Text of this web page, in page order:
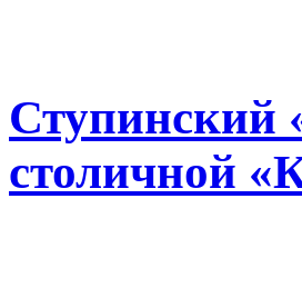
Ступинский
столичной